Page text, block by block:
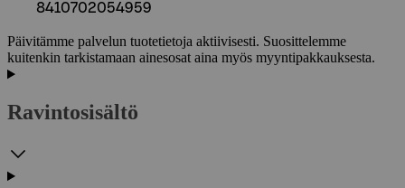
8410702054959
Päivitämme palvelun tuotetietoja aktiivisesti. Suosittelemme
kuitenkin tarkistamaan ainesosat aina myös myyntipakkauksesta.
Ravintosisältö